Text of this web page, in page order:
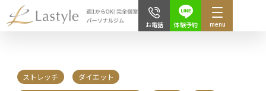
お電話 体験予約 menu
ストレッチ
ダイエット